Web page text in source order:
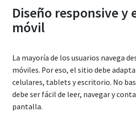
Diseño responsive y
móvil
La mayoría de los usuarios navega
móviles. Por eso, el sitio debe
celulares, tablets y escritorio. No
debe ser fácil de leer, navegar y
pantalla.